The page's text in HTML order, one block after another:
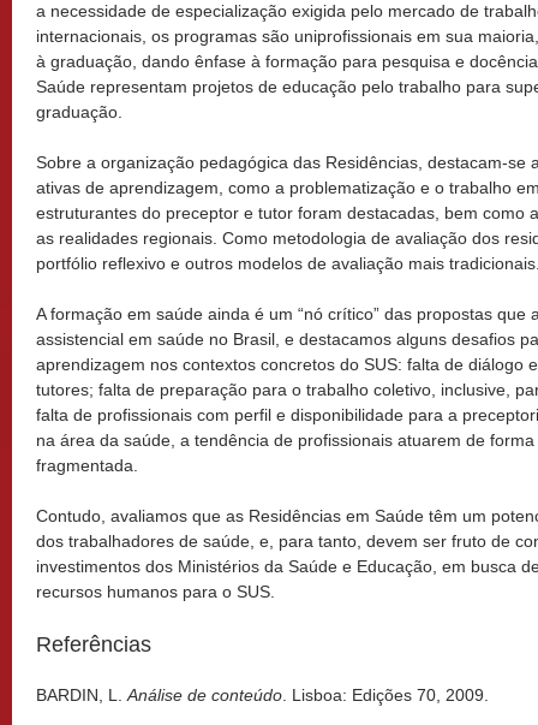
a necessidade de especialização exigida pelo mercado de
internacionais, os programas são uniprofissionais em sua
à graduação, dando ênfase à formação para pesquisa e
Saúde representam projetos de educação pelo trabalho para
graduação.
Sobre a organização pedagógica das Residências, destacam-se
ativas de aprendizagem, como a problematização e o trabalho
estruturantes do preceptor e tutor foram destacadas, bem como
as realidades regionais. Como metodologia de avaliação dos
portfólio reflexivo e outros modelos de avaliação mais
A formação em saúde ainda é um “nó crítico” das propostas que
assistencial em saúde no Brasil, e destacamos alguns desafios
aprendizagem nos contextos concretos do SUS: falta de diálogo
tutores; falta de preparação para o trabalho coletivo, inclusive,
falta de profissionais com perfil e disponibilidade para a
na área da saúde, a tendência de profissionais atuarem de
fragmentada.
Contudo, avaliamos que as Residências em Saúde têm um
dos trabalhadores de saúde, e, para tanto, devem ser fruto de
investimentos dos Ministérios da Saúde e Educação, em busca
recursos humanos para o SUS.
Referências
BARDIN, L. Análise de conteúdo . Lisboa: Edições 70, 2009.